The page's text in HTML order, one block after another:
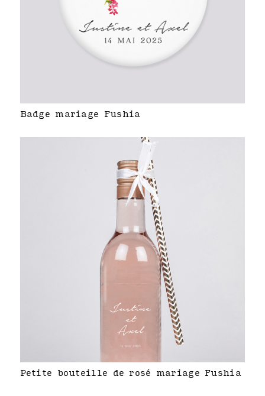
Badge mariage Fushia
Petite bouteille de rosé mariage Fushia